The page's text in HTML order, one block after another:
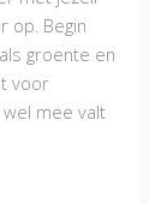
op. Begin
groente en
voor
mee valt